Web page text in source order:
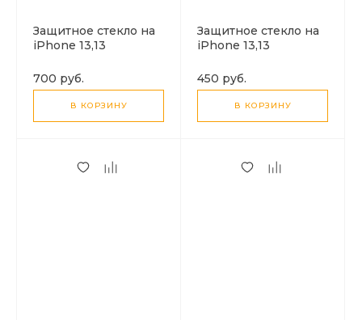
Защитное стекло на
iPhone 13,13
G777 Plus, anti-static,
антишпион, черное
700 руб.
В КОРЗИНУ
Защитное стекло на
iPhone 13,13
G777, anti-static,
черное
450 руб.
В КОРЗИНУ